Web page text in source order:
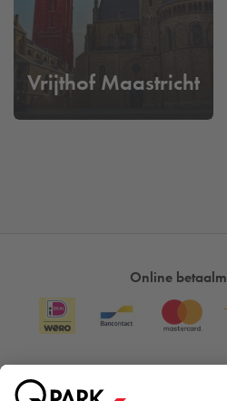
vanuit het culturele en historische
Maastricht ontdekt.
Vrijthof Maastricht
Online